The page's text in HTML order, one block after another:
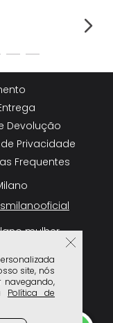
site, nós
navegando,
Política de
Anatômica Masculino Milano Preto/branco 13968
Devolução
de Privacidade
Frequentes